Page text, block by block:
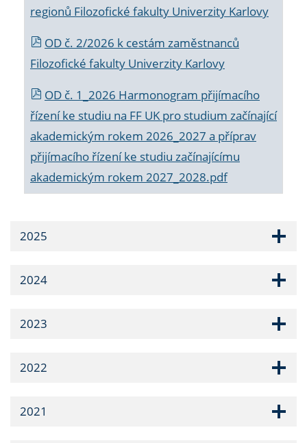
regionů Filozofické fakulty Univerzity Karlovy
OD č. 2/2026 k cestám zaměstnanců
Filozofické fakulty Univerzity Karlovy
OD č. 1_2026 Harmonogram přijímacího
řízení ke studiu na FF UK pro studium začínající
akademickým rokem 2026_2027 a příprav
přijímacího řízení ke studiu začínajícímu
akademickým rokem 2027_2028.pdf
2025
2024
2023
2022
2021